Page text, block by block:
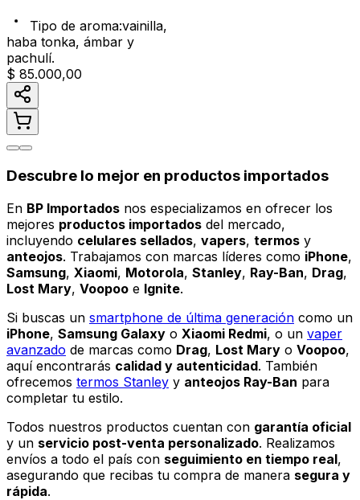
Tipo de aroma:vainilla,
haba tonka, ámbar y
pachulí.
$ 85.000,00
Descubre lo mejor en productos importados
En BP Importados nos especializamos en ofrecer los
mejores productos importados del mercado,
incluyendo celulares sellados, vapers, termos y
anteojos. Trabajamos con marcas líderes como iPhone,
Samsung, Xiaomi, Motorola, Stanley, Ray-Ban, Drag,
Lost Mary, Voopoo e Ignite.
Si buscas un smartphone de última generación como un
iPhone, Samsung Galaxy o Xiaomi Redmi, o un vaper
avanzado de marcas como Drag, Lost Mary o Voopoo,
aquí encontrarás calidad y autenticidad. También
ofrecemos termos Stanley y anteojos Ray-Ban para
completar tu estilo.
Todos nuestros productos cuentan con garantía oficial
y un servicio post-venta personalizado. Realizamos
envíos a todo el país con seguimiento en tiempo real,
asegurando que recibas tu compra de manera segura y
rápida.